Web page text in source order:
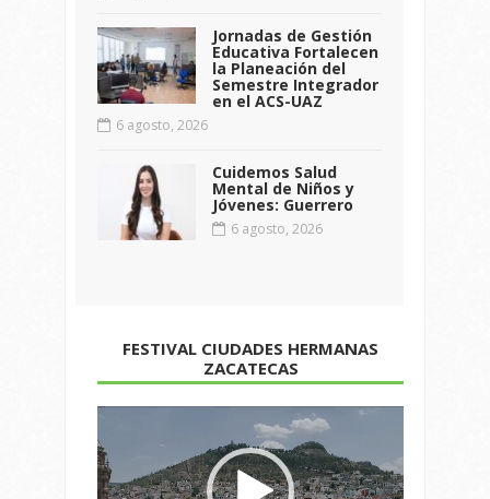
Jornadas de Gestión
Educativa Fortalecen
la Planeación del
Semestre Integrador
en el ACS-UAZ
6 agosto, 2026
Cuidemos Salud
Mental de Niños y
Jóvenes: Guerrero
6 agosto, 2026
FESTIVAL CIUDADES HERMANAS
ZACATECAS
de
vídeo